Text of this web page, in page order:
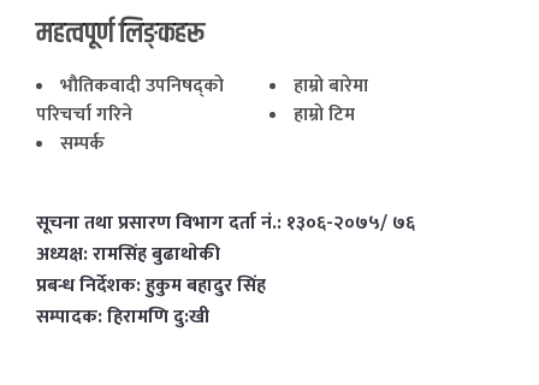
महत्वपूर्ण लिङ्कहरू
भाैतिकवादी उपनिषद्काे
परिचर्चा गरिने
हाम्राे बारेमा
हाम्राे टिम
सम्पर्क
सूचना तथा प्रसारण विभाग दर्ता नं.: १३०६-२०७५/ ७६
अध्यक्ष: रामसिंह बुढाथाेकी
प्रबन्ध निर्देशक: हुकुम बहादुर सिंह
सम्पादक: हिरामणि दु:खी